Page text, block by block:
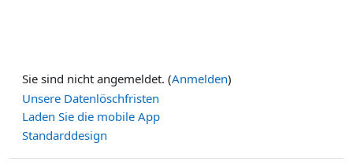
Sie sind nicht angemeldet. (Anmelden)
Unsere Datenlöschfristen
Laden Sie die mobile App
Standarddesign